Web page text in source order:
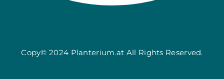
Copy© 2024 Planterium.at All Rights Reserved.